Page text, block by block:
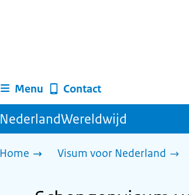
Menu Contact
NederlandWereldwijd
Home Visum voor Nederland